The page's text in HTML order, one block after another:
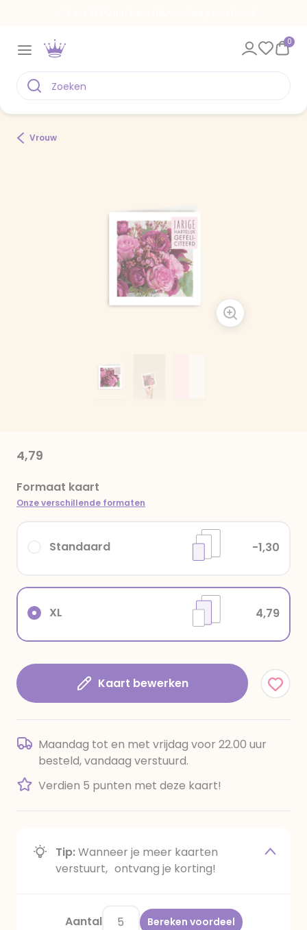
0
Vrouw
4,79
Formaat kaart
Onze verschillende formaten
XL 4,79
Standaard -1,30
Kaart bewerken
Maandag tot en met vrijdag voor 22.00 uur
besteld, vandaag verstuurd.
Verdien 5 punten met deze kaart!
Tip:Wanneer je meer kaarten
verstuurt, ontvang je korting!
Aantal Bereken voordeel